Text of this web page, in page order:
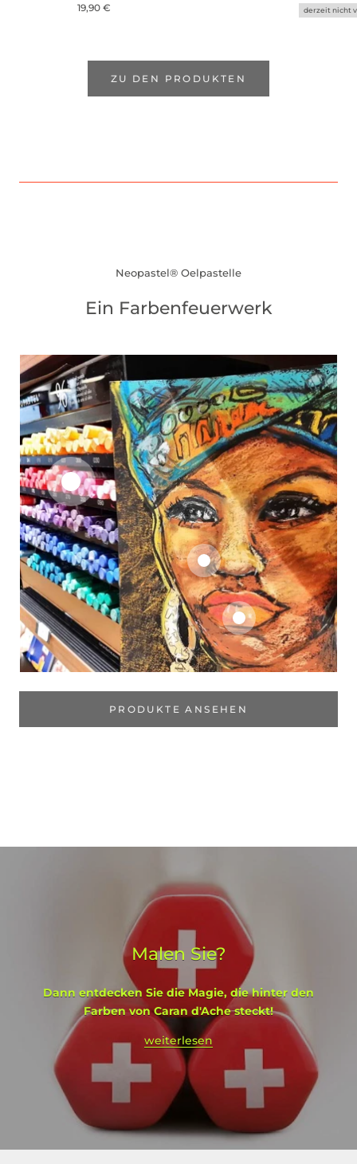
19,90 €
derzeit nicht
ZU DEN PRODUKTEN
Neopastel® Oelpastelle
Ein Farbenfeuerwerk
PRODUKTE ANSEHEN
Malen Sie?
Dann entdecken Sie die Magie, die hinter den
Farben von Caran d'Ache steckt!
weiterlesen